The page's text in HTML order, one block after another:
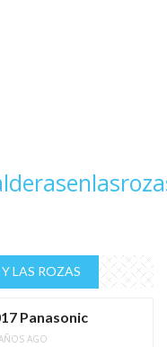
LAS ROZAS
Panasonic
AGO